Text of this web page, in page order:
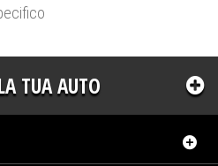
TUA AUTO